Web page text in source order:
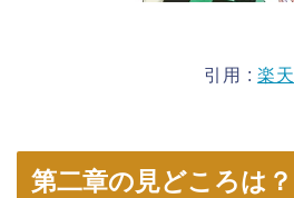
引用 :楽天
第二章の見どころは？